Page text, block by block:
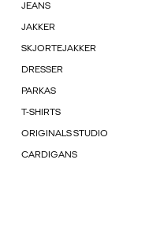
JEANS
JAKKER
SKJORTEJAKKER
DRESSER
PARKAS
T-SHIRTS
ORIGINALS STUDIO
CARDIGANS